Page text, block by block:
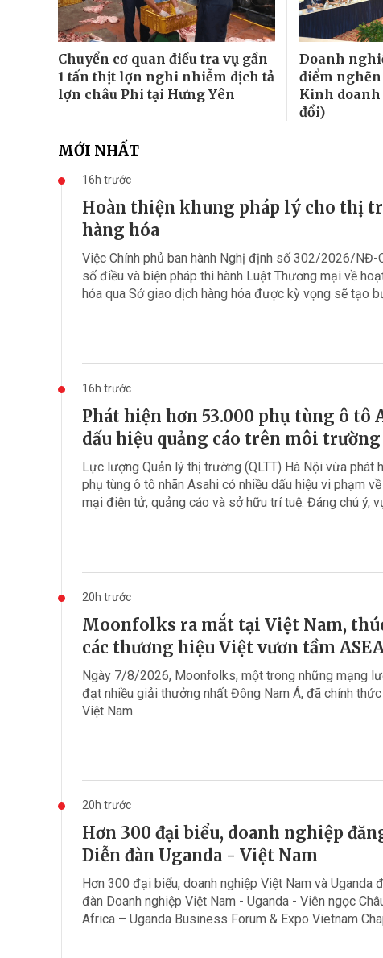
Chuyển cơ quan điều tra vụ gần
1 tấn thịt lợn nghi nhiễm dịch tả
lợn châu Phi tại Hưng Yên
Doanh
điểm
Kinh doanh
đổi)
MỚI NHẤT
16h trước
Hoàn thiện khung pháp lý cho thị
hàng hóa
Việc Chính phủ ban hành Nghị định số 302/2026/
số điều và biện pháp thi hành Luật Thương mại về
hóa qua Sở giao dịch hàng hóa được kỳ vọng sẽ tạo
16h trước
Phát hiện hơn 53.000 phụ tùng ô tô
dấu hiệu quảng cáo trên môi trường
Lực lượng Quản lý thị trường (QLTT) Hà Nội vừa phát
phụ tùng ô tô nhãn Asahi có nhiều dấu hiệu vi phạm
mại điện tử, quảng cáo và sở hữu trí tuệ. Đáng chú ý,
20h trước
Moonfolks ra mắt tại Việt Nam,
các thương hiệu Việt vươn tầm
Ngày 7/8/2026, Moonfolks, một trong những mạng
đạt nhiều giải thưởng nhất Đông Nam Á, đã chính
Việt Nam.
20h trước
Hơn 300 đại biểu, doanh nghiệp
Diễn đàn Uganda - Việt Nam
Hơn 300 đại biểu, doanh nghiệp Việt Nam và Uganda
đàn Doanh nghiệp Việt Nam - Uganda - Viên ngọc
Africa – Uganda Business Forum & Expo Vietnam